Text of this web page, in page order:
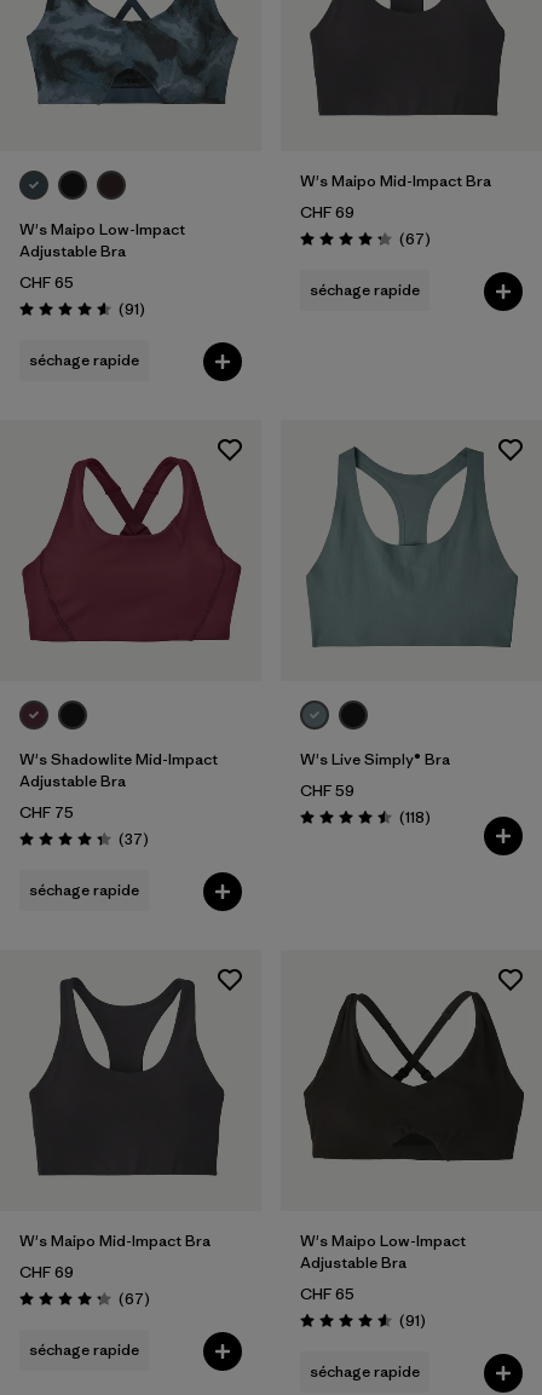
W's Maipo Low-Impact
Adjustable Bra
CHF 65
Évaluation: 4.6 / 5
(91Avis
)
séchage rapide
W's Maipo Mid-Impact Bra
CHF 69
Évaluation: 4.3 / 5
(67Avis
)
séchage rapide
W's Shadowlite Mid-Impact
Adjustable Bra
CHF 75
Évaluation: 4.4 / 5
(37Avis
)
séchage rapide
W's Live Simply® Bra
CHF 59
Évaluation: 4.5 / 5
(118Avis
)
W's Maipo Mid-Impact Bra
CHF 69
Évaluation: 4.3 / 5
(67Avis
)
séchage rapide
W's Maipo Low-Impact
Adjustable Bra
CHF 65
Évaluation: 4.6 / 5
(91Avis
)
séchage rapide